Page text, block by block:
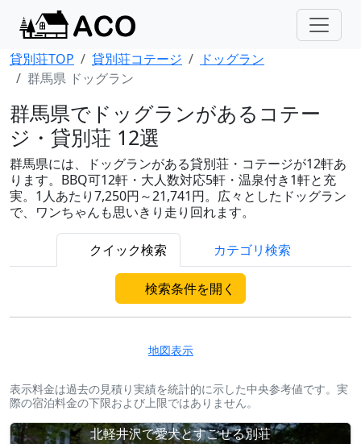
貸別荘TOP 貸別荘コテージ
ドッグラン
群馬県 ドッグラン
群馬県でドッグランがあるコテー
ジ・貸別荘 12選
群馬県には、ドッグランがある貸別荘・コテージが12軒あ
ります。BBQ可12軒・大人数対応5軒・温泉付き1軒と充
実。1人あたり7,250円～21,741円。広々としたドッグラン
で、ワンちゃんも思いきり走り回れます。
クイック検索 カテゴリ検索
検索条件を開く
地図表示
表示料金は過去の見積り実績を統計的に示した中央参考値です。実
際の宿泊料金の下限および上限ではありません。
北軽井沢で愛犬とすごせる別荘